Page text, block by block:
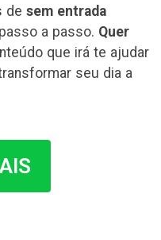
de sem entrada
a passo. Quer
que irá te ajudar
seu dia a